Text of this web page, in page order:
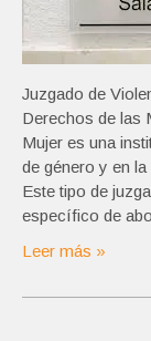
Juzgado de
Derechos de las
Mujer es una
de género y en
Este tipo de
específico de
Leer más »